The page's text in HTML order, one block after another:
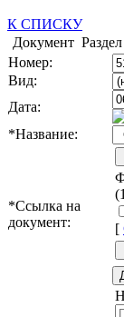
К СПИСКУ
Документ Раздел
Номер:
Вид:
Дата:
*Название:
*Ссылка на
документ:
[